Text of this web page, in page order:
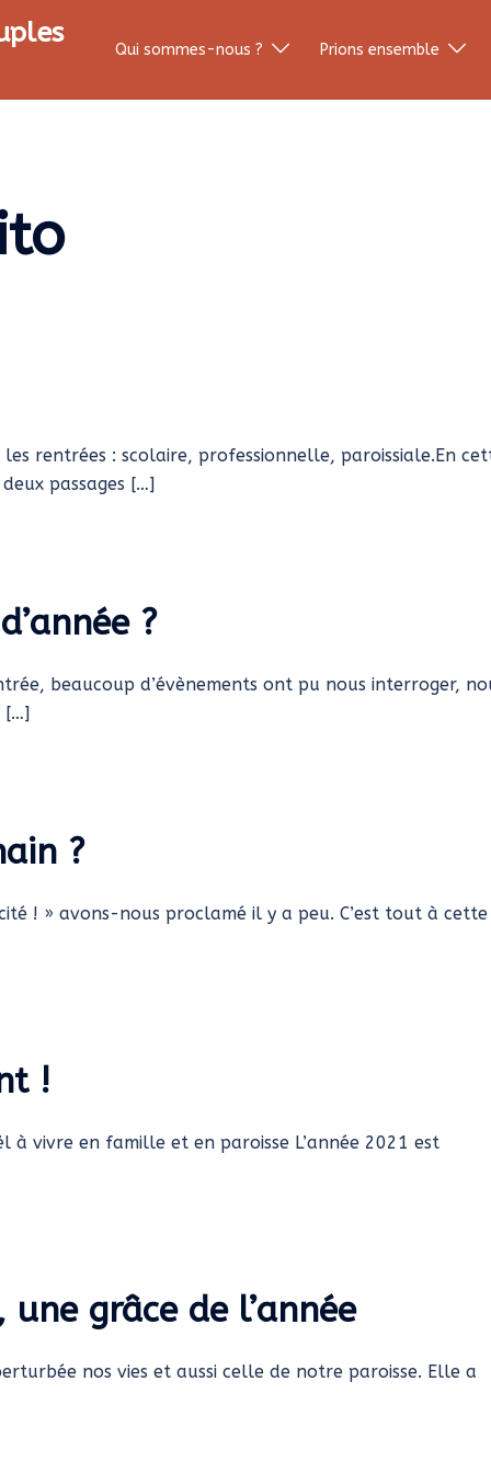
Qui sommes-nous ? Prions ensemble
rentrées : scolaire, professionnelle, paroissiale.En
passages […]
?
beaucoup d’évènements ont pu nous interroger,
[…]
?
! » avons-nous proclamé il y a peu. C’est tout à cette
!
à vivre en famille et en paroisse L’année 2021 est
grâce de l’année
nos vies et aussi celle de notre paroisse. Elle a